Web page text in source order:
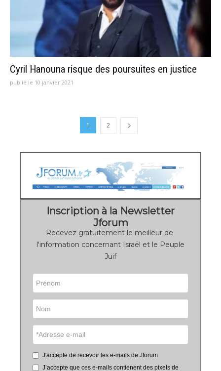
Cyril Hanouna risque des poursuites en justice
publié le 10 janvier 2021
1 2
Inscription à la Newsletter
Jforum
Recevez gratuitement le meilleur de
l'information concernant Israël et le Peuple
Juif
J'accepte de recevoir les e-mails de Jforum
J’accepte que ces e-mails contienent des pixels de